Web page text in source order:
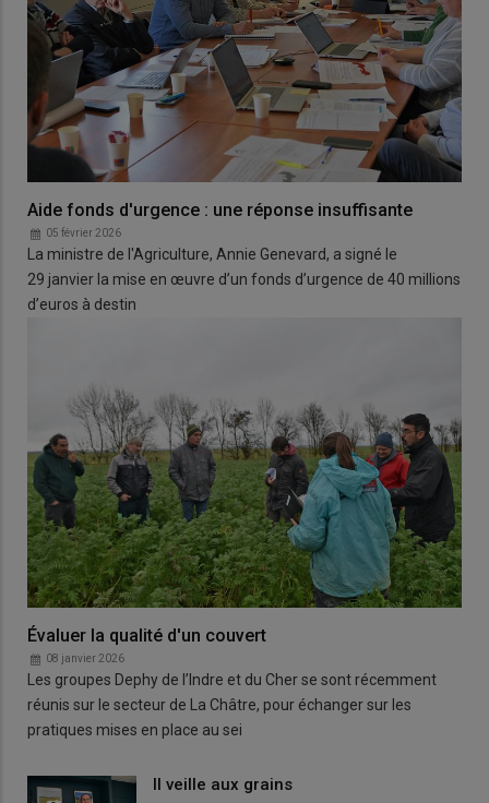
Aide fonds d'urgence : une réponse insuffisante
05 février 2026
La ministre de l'Agriculture, Annie Genevard, a signé le
29 janvier la mise en œuvre d’un fonds d’urgence de 40 millions
d’euros à destin
Évaluer la qualité d'un couvert
08 janvier 2026
Les groupes Dephy de l’Indre et du Cher se sont récemment
réunis sur le secteur de La Châtre, pour échanger sur les
pratiques mises en place au sei
Il veille aux grains